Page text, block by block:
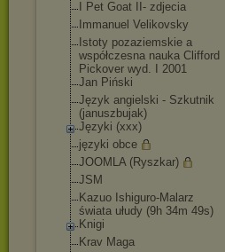
I Pet Goat II- zdjecia
Immanuel Velikovsky
Istoty pozaziemskie a
współczesna nauka Clifford
Pickover wyd. I 2001
Jan Piński
Język angielski - Szkutnik
(januszbujak)
Języki (xxx)
języki obce
JOOMLA (Ryszkar)
JSM
Kazuo Ishiguro-Malarz
świata ułudy (9h 34m 49s)
Knigi
Krav Maga